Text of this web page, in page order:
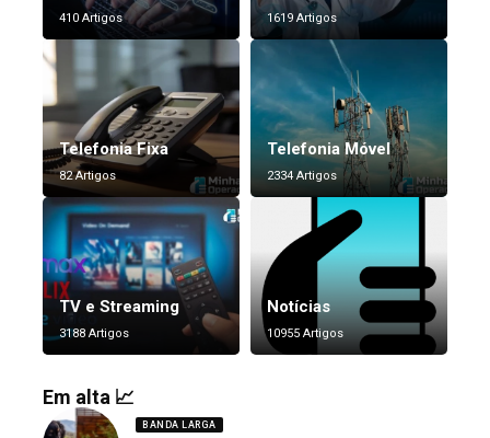
410 Artigos 1619 Artigos
Telefonia Fixa
82 Artigos
Telefonia Móvel
2334 Artigos
TV e Streaming
3188 Artigos
Notícias
10955 Artigos
Em alta 📈
BANDA LARGA